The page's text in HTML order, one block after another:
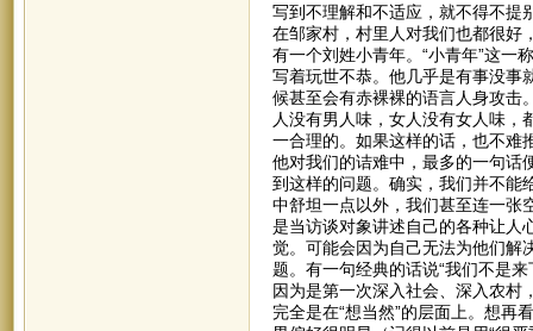
写到不理解和不适应，就不得不提
在邹家村，村里人对我们也都很好
有一个刘姓小青年。“小青年”这一
写着玩世不恭。他几乎是有事没事
候甚至会有赤裸裸的语言人身攻击
人没有男人味，女人没有女人味
一合理的。如果这样的话，也不难
他对我们的诘难中，最多的一句话
到这样的问题。确实，我们并不能
中舒坦一点以外，我们甚至连一张
是当访谈对象讲述自己的各种让人
觉。可能会因为自己无法为他们解
题。有一句经典的话说“我们不是
因为是第一次深入社会、深入农村
完全是在“想当然”的层面上。想再